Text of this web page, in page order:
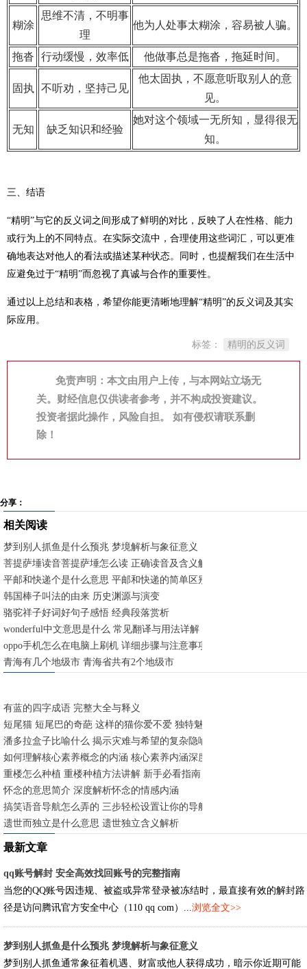
糊涂
思维不清，不明事
理
他为人处事太糊涂，容易被人骗。
拖沓 行动缓慢，效率低 他做事总是拖沓，拖延时间。
固执 不听劝，坚持己见
他太固执，不愿意听取别人的意
见。
无知 缺乏知识和经验
她对这个领域一无所知，显得很无
知。
三、结语
“精明”与它的反义词之间形成了鲜明的对比，反映了人在性格、能力
或行为上的不同特点。在实际交流中，合理使用这些词汇，可以更准
确地表达对他人的看法或描述某种状态。同时，也提醒我们在生活中
应避免过于“精明”而忽视了真诚与合作的重要性。
通过以上总结和表格，希望你能更清晰地理解“精明”的反义词及其实
际应用。
标签： 精明的反义词
免责声明：本文由用户上传，与本网站立场无
关。财经信息仅供读者参考，并不构成投资建议。
投资者据此操作，风险自担。 如有侵权请联系删
除！
分享：
相关阅读
梦到别人抓鱼是什么预兆 梦境解析与象征意义
菩提萨埵读音菩提萨埵怎么读 正确读音及含义解析
平邮和快递个是什么意思 平邮和快递的简单区别
韩国棒子叫法的由来 历史渊源与演变
骆驼祥子好词好句子感悟 经典段落赏析
wonderful中文意思是什么 常见翻译与用法详解
oppo手机怎么在电脑上刷机 详细步骤与注意事项
青海有几个地级市 青海省共有2个地级市
有蓝的四字成语 完整大全与释义
短尾猫 短尾巴的奇葩 这样的猫你爱不爱 独特魅力与养护指南
潘多拉盒子比喻什么 揭示灾难与希望的复杂隐喻
如何理解核心素养概念的内涵 核心素养内涵深度解析
重楼怎么种植 重楼种植方法讲解 新手必看指南
怀念的意思简介 深度解析怀念的情感内涵
搞笑语音导航怎么弄的 三步轻松设置让你的导航充满欢乐
遗世而独立是什么意思 遗世独立含义解析
最新文章
qq账号解封 安全高效找回账号的完整指南
当您的QQ账号因违规、被盗或异常登录被冻结时，最直接有效的解封路
径是访问腾讯官方安全中心（110 qq com）...浏览全文>>
梦到别人抓鱼是什么预兆 梦境解析与象征意义
梦到别人抓鱼通常象征着机遇、财富或他人获得成功，暗示你近期可能